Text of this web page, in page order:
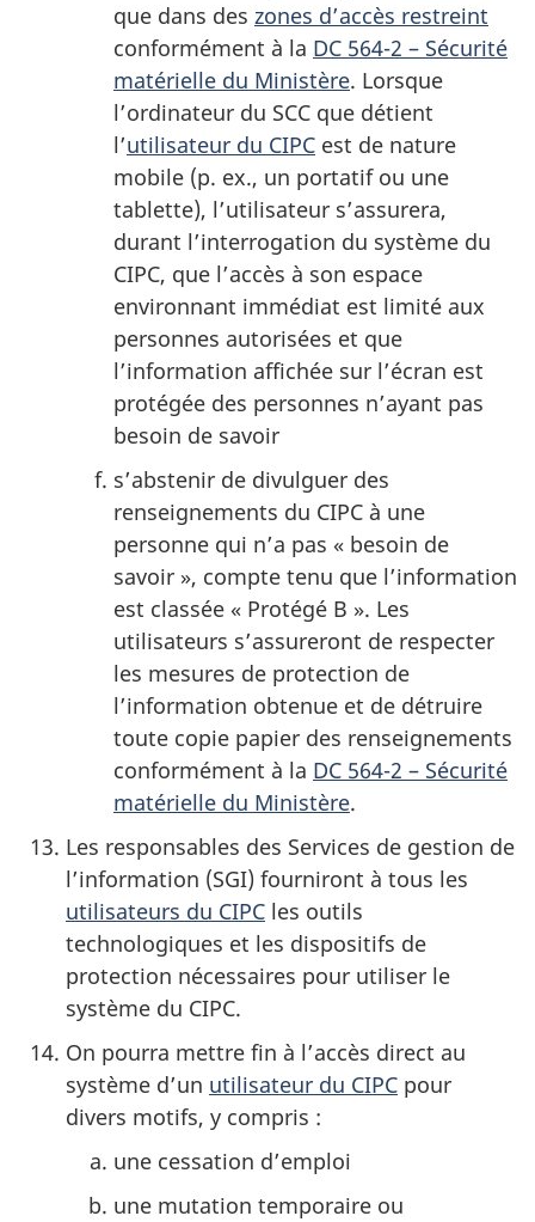
que dans des zones d’accès restreint
conformément à la DC 564-2 – Sécurité
matérielle du Ministère. Lorsque
l’ordinateur du SCC que détient
l’utilisateur du CIPC est de nature
mobile (p. ex., un portatif ou une
tablette), l’utilisateur s’assurera,
durant l’interrogation du système du
CIPC, que l’accès à son espace
environnant immédiat est limité aux
personnes autorisées et que
l’information affichée sur l’écran est
protégée des personnes n’ayant pas
besoin de savoir
s’abstenir de divulguer des
renseignements du CIPC à une
personne qui n’a pas « besoin de
savoir », compte tenu que l’information
est classée « Protégé B ». Les
utilisateurs s’assureront de respecter
les mesures de protection de
l’information obtenue et de détruire
toute copie papier des renseignements
conformément à la DC 564-2 – Sécurité
matérielle du Ministère.
Les responsables des Services de gestion de
l’information (SGI) fourniront à tous les
utilisateurs du CIPC les outils
technologiques et les dispositifs de
protection nécessaires pour utiliser le
système du CIPC.
On pourra mettre fin à l’accès direct au
système d’un utilisateur du CIPC pour
divers motifs, y compris :
une cessation d’emploi
une mutation temporaire ou